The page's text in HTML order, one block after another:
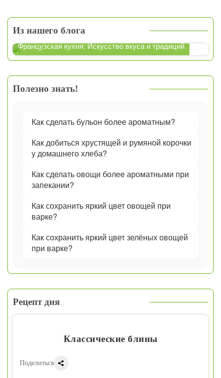
Из нашего блога
Французская кухня: Искусство вкуса и традиций
Полезно знать!
Как сделать бульон более ароматным?
Как добиться хрустящей и румяной корочки
у домашнего хлеба?
Как сделать овощи более ароматными при
запекании?
Как сохранить яркий цвет овощей при
варке?
Как сохранить яркий цвет зелёных овощей
при варке?
Рецепт дня
Классические блины
Поделиться